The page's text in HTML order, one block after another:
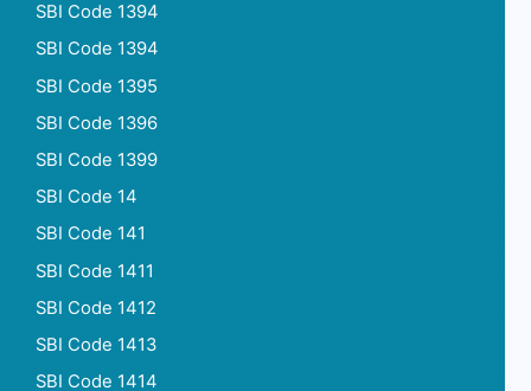
SBI Code 1394
SBI Code 1394
SBI Code 1395
SBI Code 1396
SBI Code 1399
SBI Code 14
SBI Code 141
SBI Code 1411
SBI Code 1412
SBI Code 1413
SBI Code 1414